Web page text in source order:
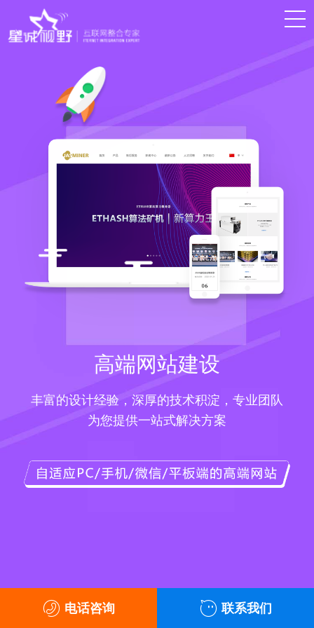
高端网站建设
丰富的设计经验，深厚的技术积淀，专业团队
为您提供一站式解决方案
电话咨询 联系我们